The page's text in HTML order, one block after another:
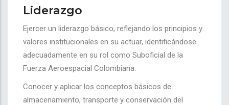
Liderazgo
Ejercer un liderazgo básico, reflejando los principios y
valores institucionales en su actuar, identificándose
adecuadamente en su rol como Suboficial de la
Fuerza Aeroespacial Colombiana.
Conocer y aplicar los conceptos básicos de
almacenamiento, transporte y conservación del